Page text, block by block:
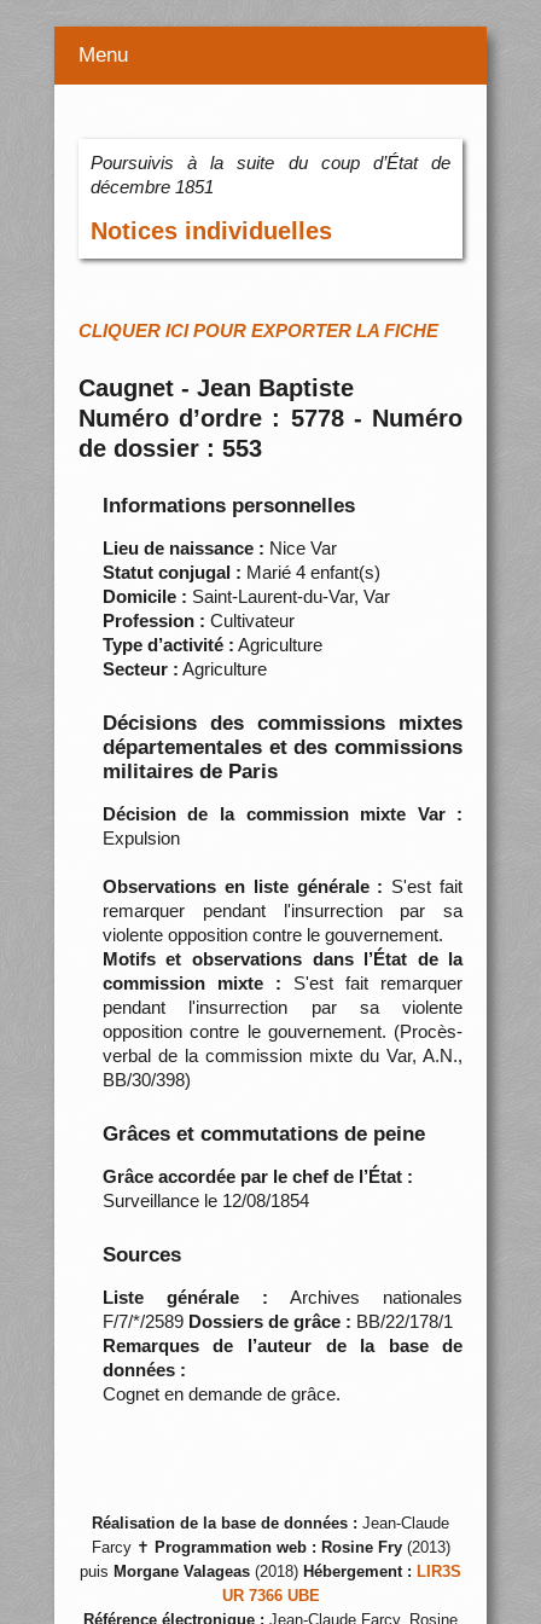
Menu
Poursuivis à la suite du coup d’État de
décembre 1851
Notices individuelles
CLIQUER ICI POUR EXPORTER LA FICHE
Caugnet - Jean Baptiste
Numéro d’ordre : 5778 - Numéro
de dossier : 553
Informations personnelles
Lieu de naissance : Nice Var
Statut conjugal : Marié 4 enfant(s)
Domicile : Saint-Laurent-du-Var, Var
Profession : Cultivateur
Type d’activité : Agriculture
Secteur : Agriculture
Décisions des commissions mixtes
départementales et des commissions
militaires de Paris
Décision de la commission mixte Var :
Expulsion
Observations en liste générale : S'est fait
remarquer pendant l'insurrection par sa
violente opposition contre le gouvernement.
Motifs et observations dans l’État de la
commission mixte : S'est fait remarquer
pendant l'insurrection par sa violente
opposition contre le gouvernement. (Procès-
verbal de la commission mixte du Var, A.N.,
BB/30/398)
Grâces et commutations de peine
Grâce accordée par le chef de l’État :
Surveillance le 12/08/1854
Sources
Liste générale : Archives nationales
F/7/*/2589 Dossiers de grâce : BB/22/178/1
Remarques de l’auteur de la base de
données :
Cognet en demande de grâce.
Réalisation de la base de données : Jean-Claude
Farcy ✝ Programmation web : Rosine Fry(2013)
puis Morgane Valageas (2018) Hébergement : LIR3S
UR 7366 UBE
Référence électronique : Jean-Claude Farcy, Rosine